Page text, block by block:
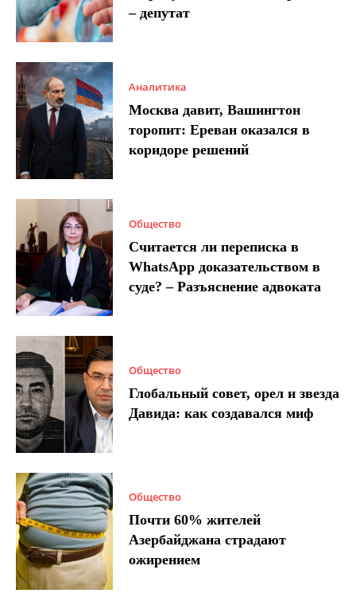
– депутат
Аналитика
Москва давит, Вашингтон
торопит: Ереван оказался в
коридоре решений
Общество
Считается ли переписка в
WhatsApp доказательством в
суде? – Разъяснение адвоката
Общество
Глобальный совет, орел и звезда
Давида: как создавался миф
Общество
Почти 60% жителей
Азербайджана страдают
ожирением